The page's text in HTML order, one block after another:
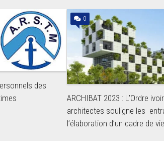
des
0
ARCHIBAT 2023 : L’Ordre
architectes souligne les
l’élaboration d’un cadre de